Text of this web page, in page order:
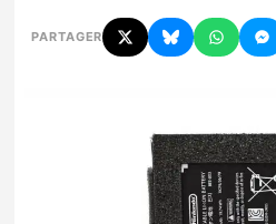
Chiffres de ventes
Nintendo Direct
Tests et previews
PARTAGER